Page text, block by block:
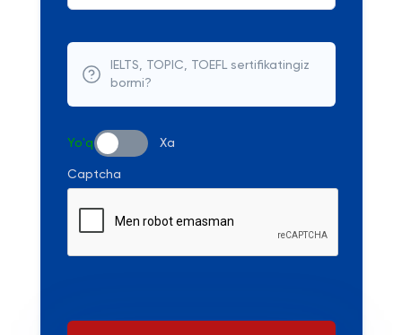
IELTS, TOPIC, TOEFL sertifikatingiz
bormi?
Yo'q Xa
Captcha